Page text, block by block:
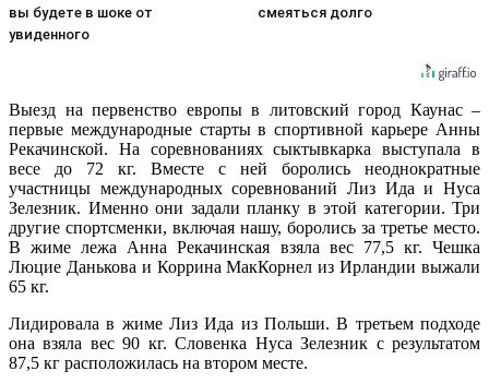
вы будете в шоке от
увиденного
смеяться долго
Выезд на первенство европы в литовский город Каунас –
первые международные старты в спортивной карьере Анны
Рекачинской. На соревнованиях сыктывкарка выступала в
весе до 72 кг. Вместе с ней боролись неоднократные
участницы международных соревнований Лиз Ида и Нуса
Зелезник. Именно они задали планку в этой категории. Три
другие спортсменки, включая нашу, боролись за третье место.
В жиме лежа Анна Рекачинская взяла вес 77,5 кг. Чешка
Люцие Данькова и Коррина МакКорнел из Ирландии выжали
65 кг.
Лидировала в жиме Лиз Ида из Польши. В третьем подходе
она взяла вес 90 кг. Словенка Нуса Зелезник с результатом
87,5 кг расположилась на втором месте.